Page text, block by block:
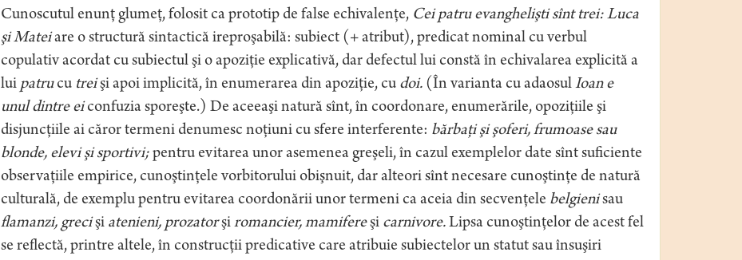
Cunoscutul enunţ glumeţ, folosit ca prototip de false echivalenţe, Cei patru evanghelişti sînt trei: Luca
şi Mateiare o structură sintactică ireproşabilă: subiect (+ atribut), predicat nominal cu verbul
copulativ acordat cu subiectul şi o apoziţie explicativă, dar defectul lui constă în echivalarea explicită a
lui patrucu treişi apoi implicită, în enumerarea din apoziţie, cu doi.(În varianta cu adaosulIoan e
unul dintre eiconfuzia sporeşte.) De aceeaşi natură sînt, în coordonare, enumerările, opoziţiile şi
disjuncţiile ai căror termeni denumesc noţiuni cu sfere interferente: bărbaţi şi şoferi, frumoase sau
blonde, elevi şi sportivi;pentru evitarea unor asemenea greşeli, în cazul exemplelor date sînt suficiente
observaţiile empirice, cunoştinţele vorbitorului obişnuit, dar alteori sînt necesare cunoştinţe de natură
culturală, de exemplu pentru evitarea coordonării unor termeni ca aceia din secvenţele belgienisau
flamanzi, grecişi atenieni, prozatorşiromancier, mamifereşi carnivore.Lipsa cunoştinţelor de acest fel
se reflectă, printre altele, în construcţii predicative care atribuie subiectelor un statut sau însuşiri